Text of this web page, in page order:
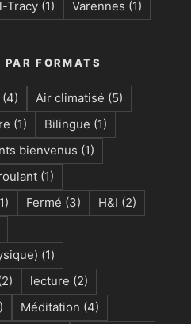
Tracy (1) Varennes (1)
FORMATS
(4) Air climatisé (5)
(1) Bilingue (1)
bienvenus (1)
(1)
Fermé (3) H&I (2)
(1)
lecture (2)
Méditation (4)